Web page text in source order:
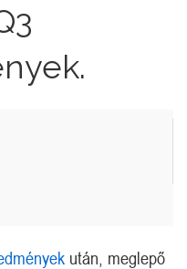
után, meglepő